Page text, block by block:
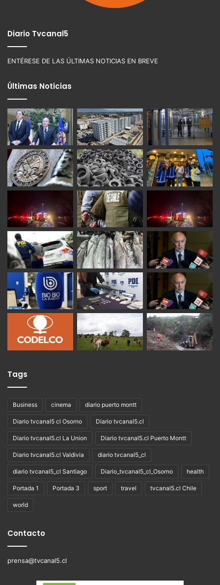
Diario Tvcanal5
ENTÉRESE DE LAS ÚLTIMAS NOTICIAS EN BREVE
Últimas Noticias
Tags
Business cinema diario puerto montt
Diario tvcanal5 cl Osorno Diario tvcanal5.cl
Diario tvcanal5.cl La Union Diario tvcanal5.cl Puerto Montt
Diario tvcanal5.cl Valdivia diario tvcanal5_cl
diario tvcanal5_cl Santiago Diario_tvcanal5_cl_Osorno health
Portada 1 Portada 3 sport travel tvcanal5.cl Chile
world
Contacto
prensa@tvcanal5.cl